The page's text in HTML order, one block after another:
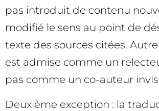
pas introduit de contenu
modifié le sens au point de
texte des sources citées.
est admise comme un
pas comme un co-auteur
Deuxième exception : la